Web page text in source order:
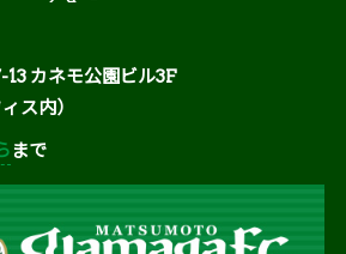
カネモ公園ビル3F
ス内）
まで